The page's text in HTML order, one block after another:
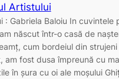
Artistului
: Gabriela Baloiu In cuvintele
născut într-o casă de
cum bordeiul din strujeni
am fost dusa împreună cu
în șura cu oi ale moșului